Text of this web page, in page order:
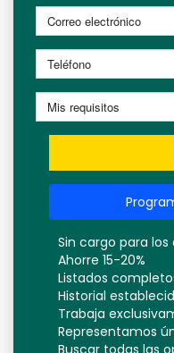
Sin cargo para
Ahorre 15-20%
Listados
Historial
Trabaja
Representamos
Buscar todas las